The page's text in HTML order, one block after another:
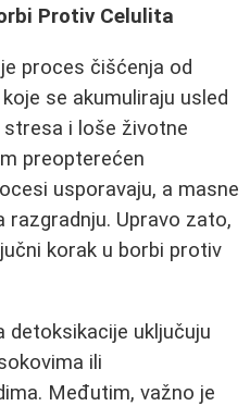
Protiv Celulita
proces čišćenja od
se akumuliraju usled
stresa i loše životne
preopterećen
usporavaju, a masne
Upravo zato,
korak u borbi protiv
detoksikacije uključuju
ili
Međutim, važno je